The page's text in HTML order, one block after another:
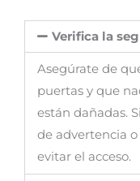
Verifica la
Asegúrate de
puertas y que
están dañadas.
de advertencia
evitar el acceso.